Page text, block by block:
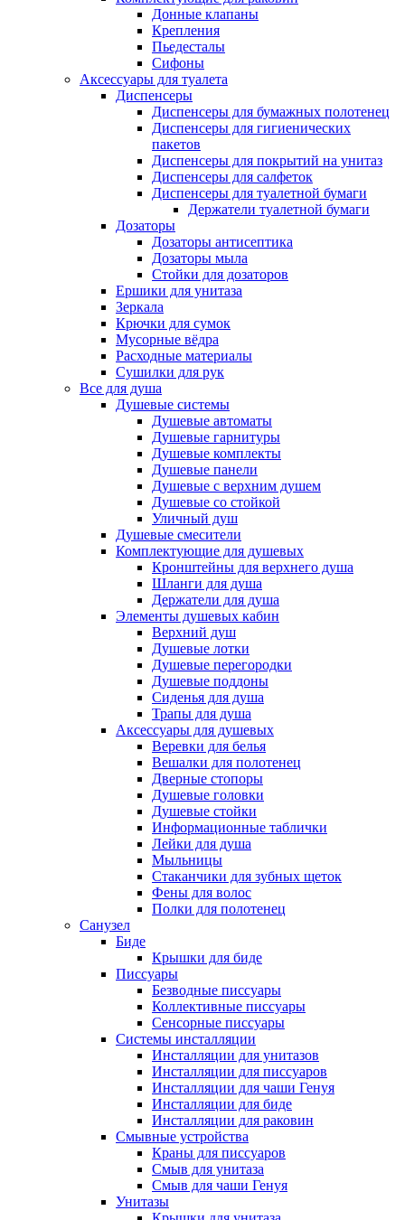
Донные клапаны
Крепления
Пьедесталы
Сифоны
Аксессуары для туалета
Диспенсеры
Диспенсеры для бумажных полотенец
Диспенсеры для гигиенических
пакетов
Диспенсеры для покрытий на унитаз
Диспенсеры для салфеток
Диспенсеры для туалетной бумаги
Держатели туалетной бумаги
Дозаторы
Дозаторы антисептика
Дозаторы мыла
Стойки для дозаторов
Ершики для унитаза
Зеркала
Крючки для сумок
Мусорные вёдра
Расходные материалы
Сушилки для рук
Все для душа
Душевые системы
Душевые автоматы
Душевые гарнитуры
Душевые комплекты
Душевые панели
Душевые с верхним душем
Душевые со стойкой
Уличный душ
Душевые смесители
Комплектующие для душевых
Кронштейны для верхнего душа
Шланги для душа
Держатели для душа
Элементы душевых кабин
Верхний душ
Душевые лотки
Душевые перегородки
Душевые поддоны
Сиденья для душа
Трапы для душа
Аксессуары для душевых
Веревки для белья
Вешалки для полотенец
Дверные стопоры
Душевые головки
Душевые стойки
Информационные таблички
Лейки для душа
Мыльницы
Стаканчики для зубных щеток
Фены для волос
Полки для полотенец
Санузел
Биде
Крышки для биде
Писсуары
Безводные писсуары
Коллективные писсуары
Сенсорные писсуары
Системы инсталляции
Инсталляции для унитазов
Инсталляции для писсуаров
Инсталляции для чаши Генуя
Инсталляции для биде
Инсталляции для раковин
Смывные устройства
Краны для писсуаров
Смыв для унитаза
Смыв для чаши Генуя
Унитазы